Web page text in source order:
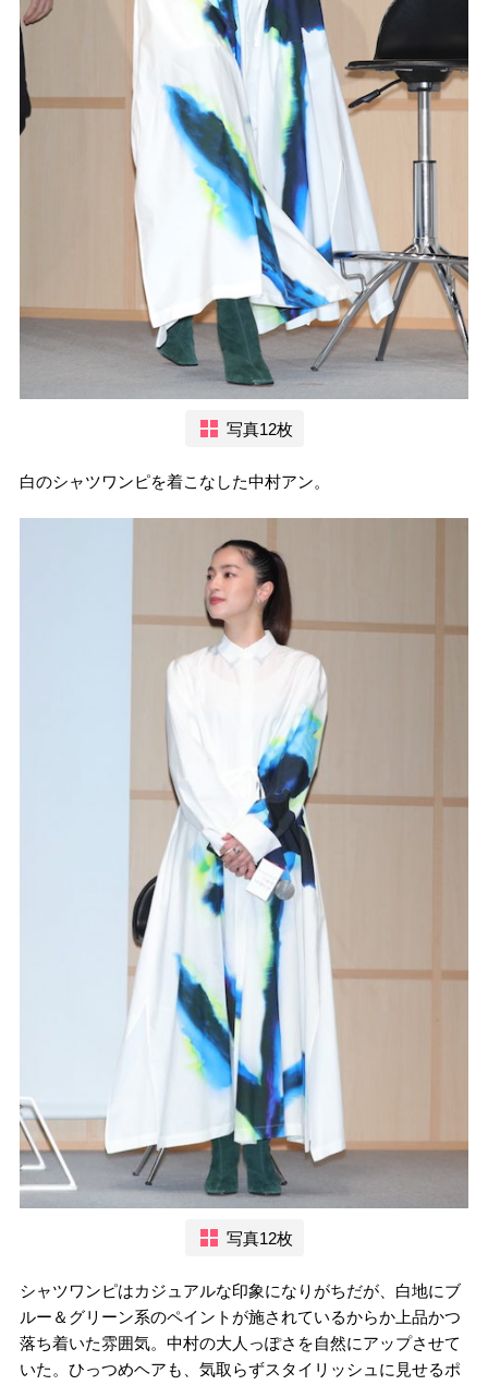
写真12枚
白のシャツワンピを着こなした中村アン。
写真12枚
シャツワンピはカジュアルな印象になりがちだが、白地にブ
ルー＆グリーン系のペイントが施されているからか上品かつ
落ち着いた雰囲気。中村の大人っぽさを自然にアップさせて
いた。ひっつめヘアも、気取らずスタイリッシュに見せるポ